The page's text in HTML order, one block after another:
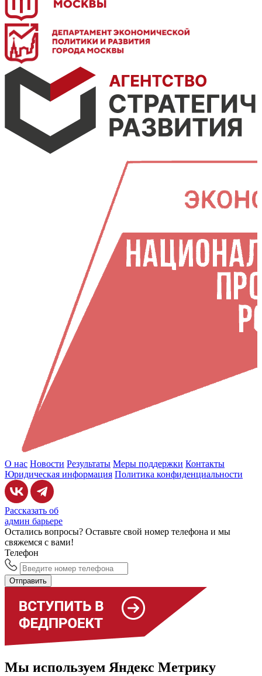
О нас Новости Результаты Меры поддержки Контакты
Юридическая информация Политика конфиденциальности
Рассказать об
админ барьере
Остались вопросы? Оставьте свой номер телефона и мы
свяжемся с вами!
Телефон
Отправить
Мы используем Яндекс Метрику